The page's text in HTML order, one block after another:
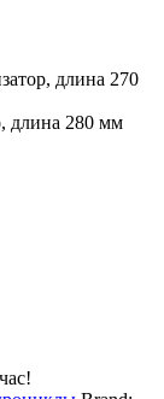
длина 270
длина 280 мм